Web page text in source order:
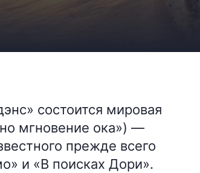
состоится мировая
мгновение ока») —
прежде всего
и «В поисках Дори».